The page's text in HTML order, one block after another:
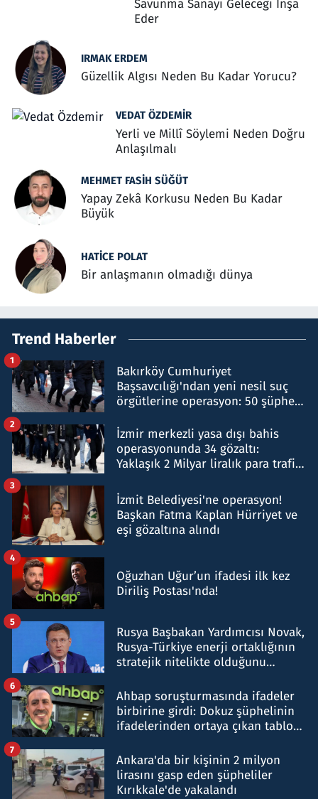
Savunma Sanayi Geleceği İnşa
Eder
IRMAK ERDEM
Güzellik Algısı Neden Bu Kadar Yorucu?
VEDAT ÖZDEMIR
Yerli ve Millî Söylemi Neden Doğru
Anlaşılmalı
MEHMET FASIH SÜĞÜT
Yapay Zekâ Korkusu Neden Bu Kadar
Büyük
HATICE POLAT
Bir anlaşmanın olmadığı dünya
Trend Haberler
Bakırköy Cumhuriyet
Başsavcılığı'ndan yeni nesil suç
örgütlerine operasyon: 50 şüpheli
1
İzmir merkezli yasa dışı bahis
operasyonunda 34 gözaltı:
Yaklaşık 2 Milyar liralık para trafiği
2
İzmit Belediyesi'ne operasyon!
Başkan Fatma Kaplan Hürriyet ve
eşi gözaltına alındı
3
Oğuzhan Uğur’un ifadesi ilk kez
Diriliş Postası'nda!
4
Rusya Başbakan Yardımcısı Novak,
Rusya-Türkiye enerji ortaklığının
stratejik nitelikte olduğunu
5
Ahbap soruşturmasında ifadeler
birbirine girdi: Dokuz şüphelinin
ifadelerinden ortaya çıkan tablo
6
Ankara'da bir kişinin 2 milyon
lirasını gasp eden şüpheliler
Kırıkkale'de yakalandı
7